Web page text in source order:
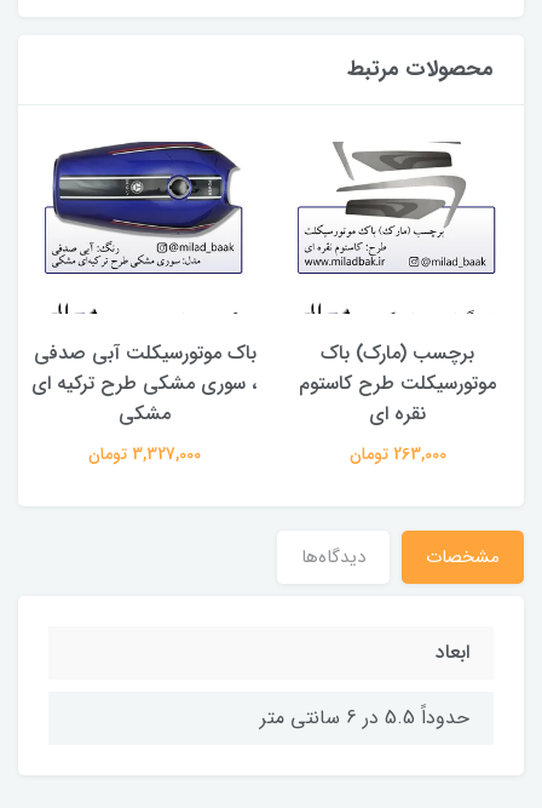
محصولات مرتبط
برچسب (مارک) باک
موتورسیکلت طرح کاستوم
نقره ای
263,000 تومان
باک موتورسیکلت آبی صدفی
، سوری مشکی طرح ترکیه ای
مشکی
3,327,000 تومان
مشخصات دیدگاه‌ها
ابعاد
حدوداً 5.5 در 6 سانتی متر